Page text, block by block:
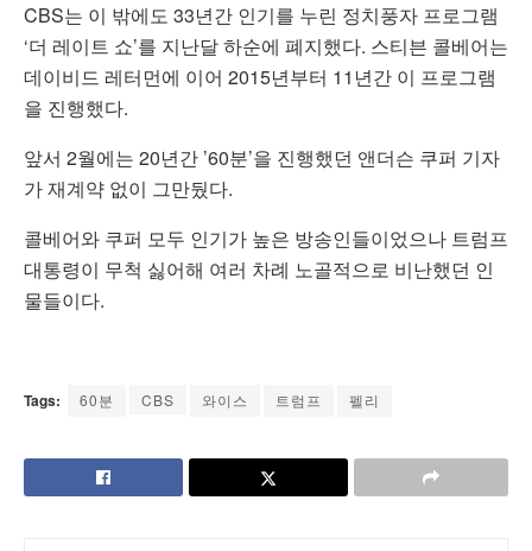
CBS는 이 밖에도 33년간 인기를 누린 정치풍자 프로그램
‘더 레이트 쇼’를 지난달 하순에 폐지했다. 스티븐 콜베어는
데이비드 레터먼에 이어 2015년부터 11년간 이 프로그램
을 진행했다.
앞서 2월에는 20년간 ’60분’을 진행했던 앤더슨 쿠퍼 기자
가 재계약 없이 그만뒀다.
콜베어와 쿠퍼 모두 인기가 높은 방송인들이었으나 트럼프
대통령이 무척 싫어해 여러 차례 노골적으로 비난했던 인
물들이다.
Tags: 60분 CBS 와이스 트럼프 펠리